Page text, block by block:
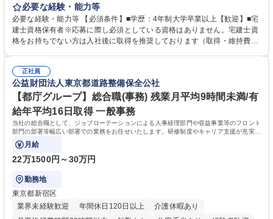
貸運営、売却、仲介・活用提案等を行う営業部門において事務業務を担当
いただきます。 【詳細】・契約書管理、契約書製本、捺印対応、ファイリ
ング、登記簿取得、調書取得・支払業務（各種費用支払、支払管理、請
求・支払データ登録、取引先マスター申請対応）・予算作成及び予実管
の他に担当頂く業務が発生する場合があります。 募集職種 【営業事務】
業務職/三井物産グループ/平均残業時間10H/完全週休2日
必要な経験・能力等
必要な経験・能力等 【必須条件】■学歴：4年制大学卒業以上【歓迎】■宅
建士資格保有者※応募に際し必須としている資格はありません。宅建士資
格をお持ちでない方は入社後に取得を推奨しております（取得・維持費用
ション力がある方。 ・チャレンジを厭わず、粘り強く業務に取り組める
方。多様な関係者と謙虚に信頼関係を構築でき、期限を意識したスケジュ
ール管理が出来る方。※将来的に他部署（営業部門、コーポレート部門）
へのジョブローテーションの可能性があります。 学歴・資格 学歴：大学
院 大学 語学力： 資格：宅地建物取引士
正社員
公益財団法人東京都道路整備保全公社
【都庁グループ】総合職(事務) 残業月平均9時間未満/有
給年平均16日取得 一般事務
当社の総合職として、ジョブローテーションによる人事経理部門や収益事業等のフロント
部門の部署等幅広い部署での業務をお任せいたします。研修制度やキャリア支援が充実し
ております！ ※下記業務詳細
月給
22万1500円～30万円
勤務地
東京都新宿区
業界未経験歓迎
年間休日120日以上
介護休暇あり